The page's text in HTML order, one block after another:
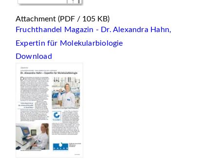
Attachment (PDF / 105 KB)
Fruchthandel Magazin - Dr. Alexandra Hahn,
Expertin für Molekularbiologie
Download